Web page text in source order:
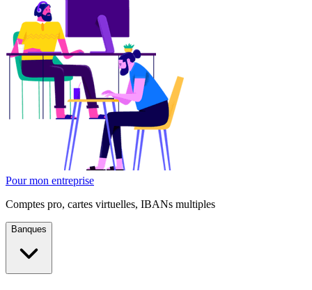
Pour mon entreprise
Comptes pro, cartes virtuelles, IBANs multiples
Banques